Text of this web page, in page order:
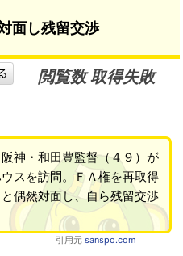
面し残留交渉
閲覧数 取得失敗
神・和田豊監督（４９）が
スを訪問。ＦＡ権を再取得
偶然対面し、自ら残留交渉
引用元 sanspo.com